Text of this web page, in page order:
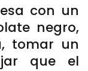
con un
negro,
tomar un
que el